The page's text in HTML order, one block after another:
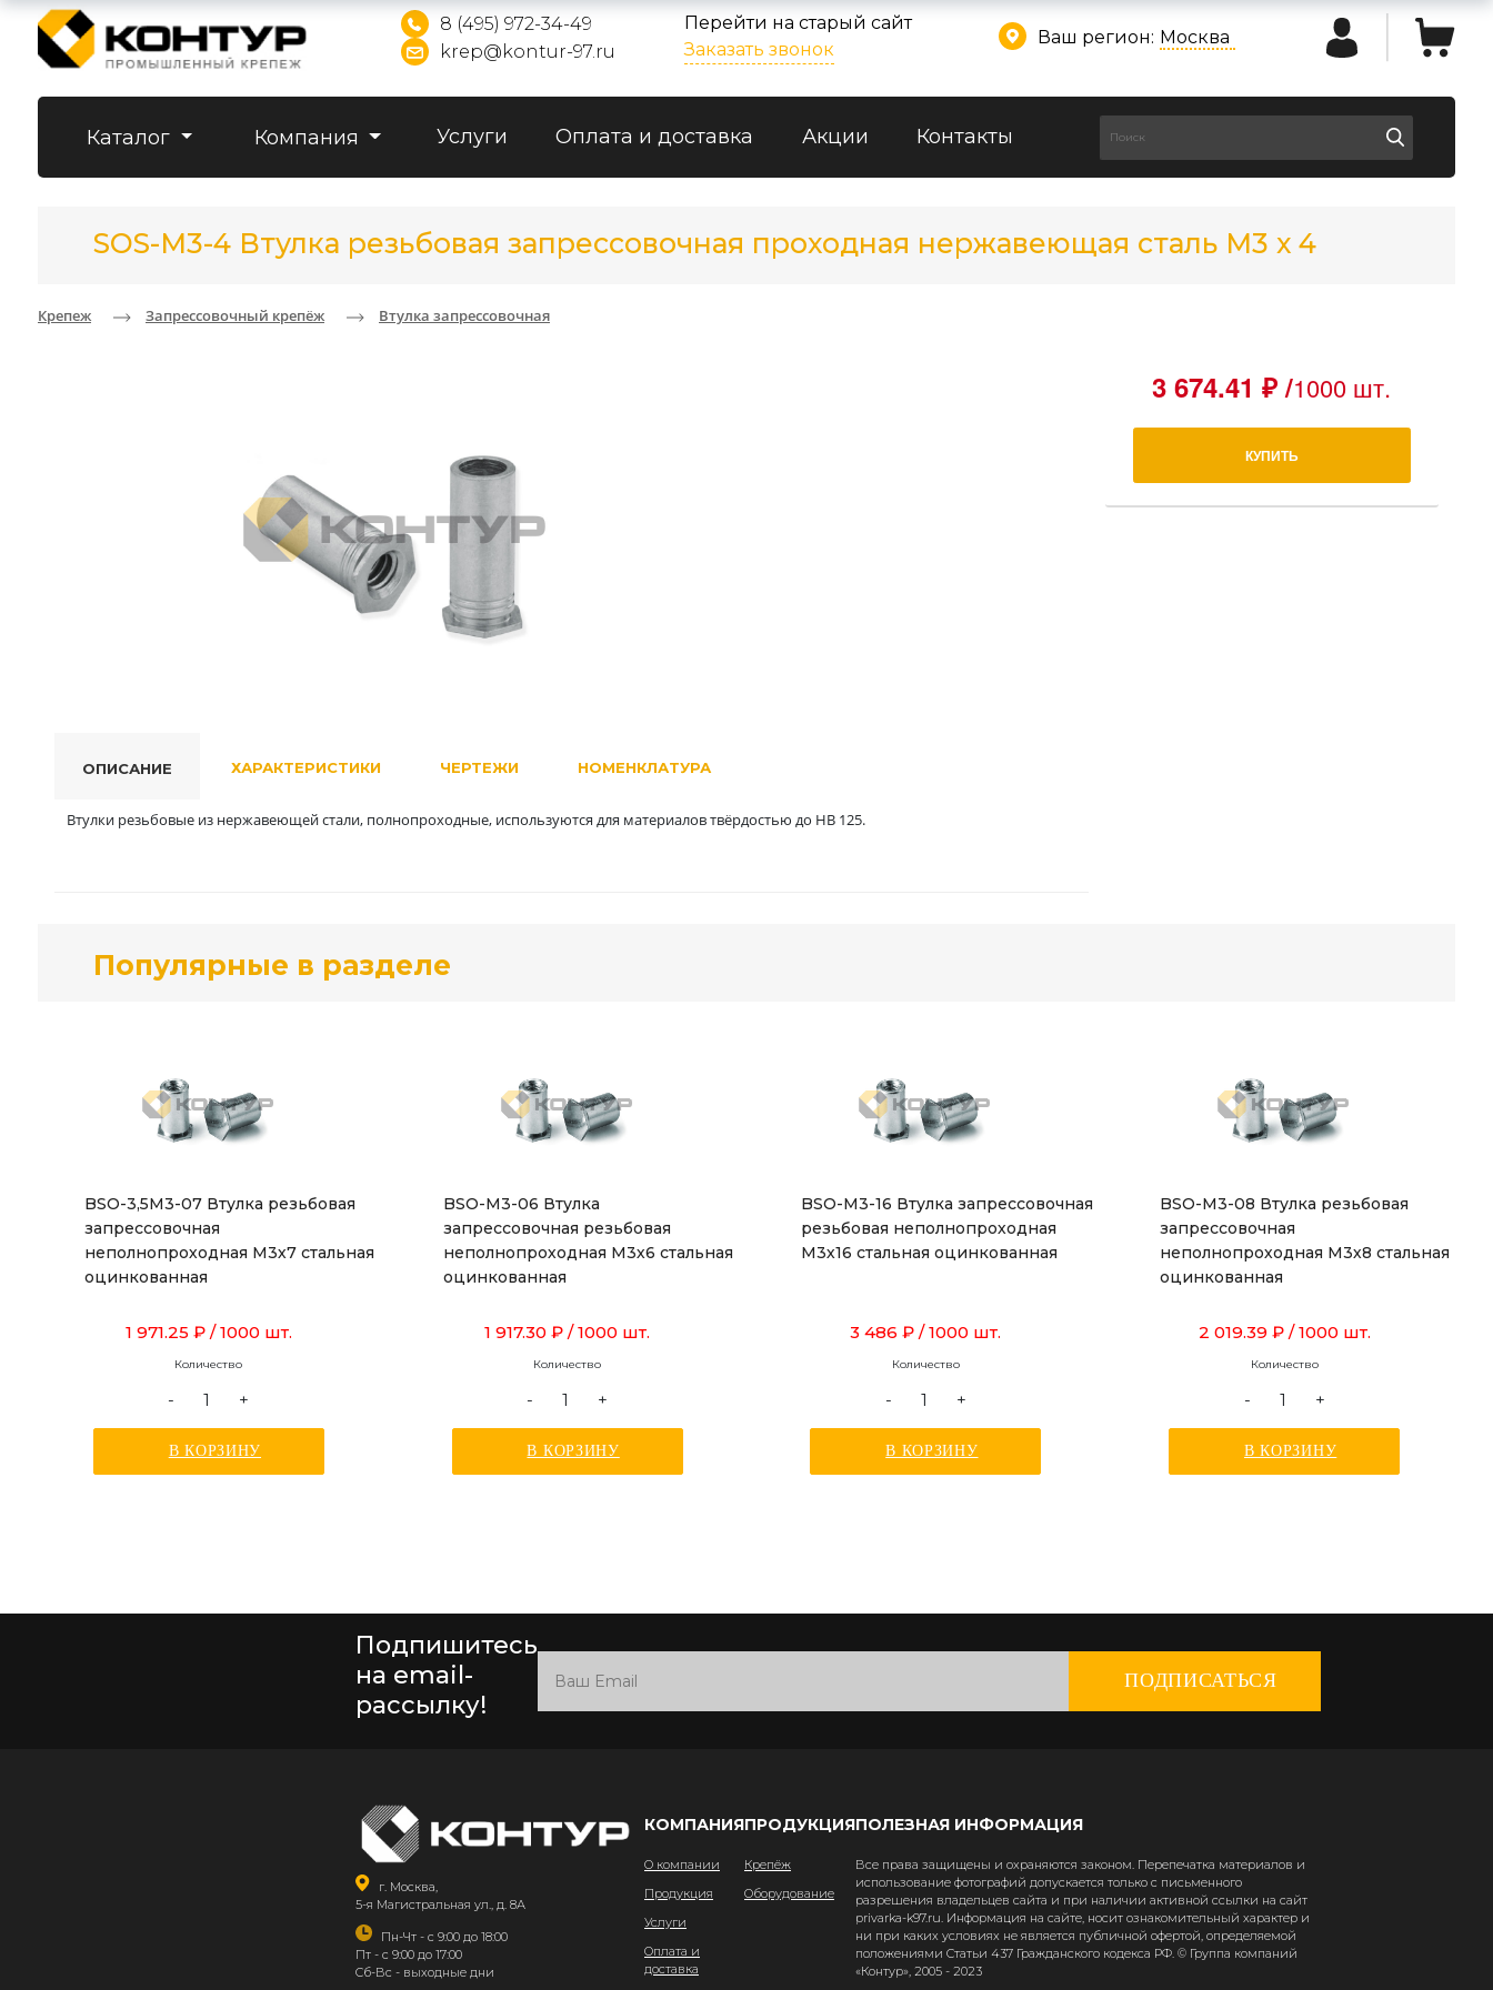
8 (495) 972-34-49
krep@kontur-97.ru
Перейти на старый сайт
Заказать звонок
Ваш регион: Москва
Каталог Компания Услуги Оплата и доставка Акции Контакты
SOS-M3-4 Втулка резьбовая запрессовочная проходная нержавеющая сталь М3 х 4
Крепеж Запрессовочный крепёж Втулка запрессовочная
3 674.41 ₽ /1000 шт.
КУПИТЬ
ОПИСАНИЕ
Втулки резьбовые из нержавеющей стали, полнопроходные, используются для материалов твёрдостью до HB 125.
ХАРАКТЕРИСТИКИ ЧЕРТЕЖИ НОМЕНКЛАТУРА
Популярные в разделе
BSO-3,5M3-07 Втулка резьбовая
запрессовочная
неполнопроходная М3х7 стальная
оцинкованная
1 971.25 ₽ / 1000 шт.
Количество
- +
В КОРЗИНУ
BSO-M3-06 Втулка
запрессовочная резьбовая
неполнопроходная М3х6 стальная
оцинкованная
1 917.30 ₽/ 1000 шт.
Количество
- +
В КОРЗИНУ
BSO-M3-16 Втулка запрессовочная
резьбовая неполнопроходная
М3х16 стальная оцинкованная
3 486 ₽/ 1000 шт.
Количество
- +
В КОРЗИНУ
BSO-M3-08 Втулка резьбовая
запрессовочная
неполнопроходная М3х8 стальная
оцинкованная
2 019.39 ₽ / 1000 шт.
Количество
- +
В КОРЗИНУ
Подпишитесь
на email-
рассылку!
ПОДПИСАТЬСЯ
г. Москва,
5-я Магистральная ул., д. 8А
Пн-Чт - с 9:00 до 18:00
Пт - с 9:00 до 17:00
Сб-Вс - выходные дни
КОМПАНИЯ
О компании
Продукция
Услуги
Оплата и
доставка
ПРОДУКЦИЯ
Крепёж
Оборудование
ПОЛЕЗНАЯ ИНФОРМАЦИЯ
Все права защищены и охраняются законом. Перепечатка материалов и
использование фотографий допускается только с письменного
разрешения владельцев сайта и при наличии активной ссылки на сайт
privarka-k97.ru. Информация на сайте, носит ознакомительный характер и
ни при каких условиях не является публичной офертой, определяемой
положениями Статьи 437 Гражданского кодекса РФ. © Группа компаний
«Контур», 2005 - 2023